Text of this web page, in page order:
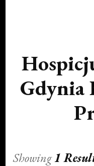
Gdynia
Showing1